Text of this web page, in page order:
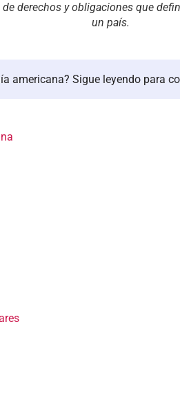
derechos y obligaciones que
un país.
americana? Sigue leyendo para